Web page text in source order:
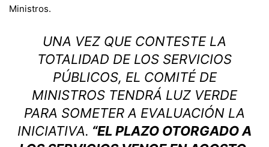
Ministros.
UNA VEZ QUE CONTESTE LA
TOTALIDAD DE LOS SERVICIOS
PÚBLICOS, EL COMITÉ DE
MINISTROS TENDRÁ LUZ VERDE
PARA SOMETER A EVALUACIÓN LA
INICIATIVA. “EL PLAZO OTORGADO A